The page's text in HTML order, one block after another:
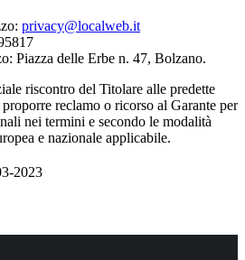
privacy@localweb.it
Piazza delle Erbe n. 47, Bolzano.
riscontro del Titolare alle predette
reclamo o ricorso al Garante per
nei termini e secondo le modalità
e nazionale applicabile.
2023